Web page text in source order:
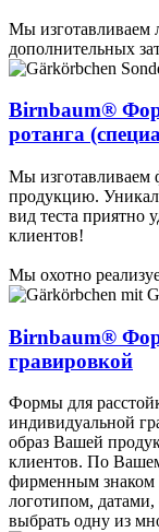
Мы изготавливаем
дополнительных
Birnbaum®
ротанга
Мы изготавливаем
продукцию.
вид теста приятно
клиентов!
Мы охотно
Birnbaum®
гравировкой
Формы для
индивидуальной
образ Вашей
клиентов. По
фирменным знаком
логотипом,
выбрать одну из